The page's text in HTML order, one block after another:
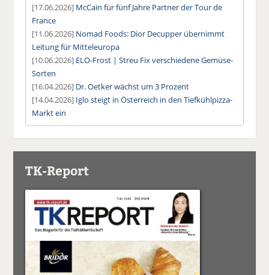
[17.06.2026] McCain für fünf Jahre Partner der Tour de
France
[11.06.2026] Nomad Foods: Dior Decupper übernimmt
Leitung für Mitteleuropa
[10.06.2026] ELO-Frost | Streu Fix verschiedene Gemüse-
Sorten
[16.04.2026] Dr. Oetker wächst um 3 Prozent
[14.04.2026] Iglo steigt in Österreich in den Tiefkühlpizza-
Markt ein
TK-Report